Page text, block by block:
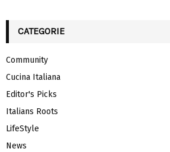
CATEGORIE
Community
Cucina Italiana
Editor's Picks
Italians Roots
LifeStyle
News